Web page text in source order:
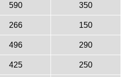
590 350
266 150
496 290
425 250